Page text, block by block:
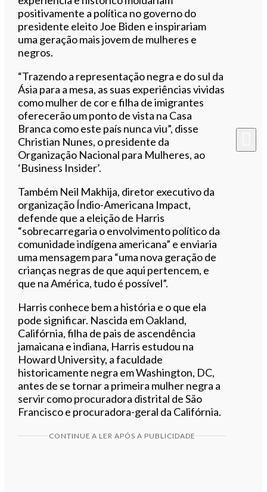
positivamente a política no governo do
presidente eleito Joe Biden e inspirariam
uma geração mais jovem de mulheres e
negros.
“Trazendo a representação negra e do sul da
Ásia para a mesa, as suas experiências vividas
como mulher de cor e filha de imigrantes
oferecerão um ponto de vista na Casa
Branca como este país nunca viu”, disse
Christian Nunes, o presidente da
Organização Nacional para Mulheres, ao
‘Business Insider’.
Também Neil Makhija, diretor executivo da
organização Índio-Americana Impact,
defende que a eleição de Harris
“sobrecarregaria o envolvimento político da
comunidade indígena americana” e enviaria
uma mensagem para “uma nova geração de
crianças negras de que aqui pertencem, e
que na América, tudo é possível”.
Harris conhece bem a história e o que ela
pode significar. Nascida em Oakland,
Califórnia, filha de pais de ascendência
jamaicana e indiana, Harris estudou na
Howard University, a faculdade
historicamente negra em Washington, DC,
antes de se tornar a primeira mulher negra a
servir como procuradora distrital de São
Francisco e procuradora-geral da Califórnia.
CONTINUE A LER APÓS A PUBLICIDADE